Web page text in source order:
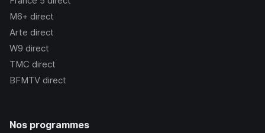
M6+ direct
Arte direct
W9 direct
TMC direct
BFMTV direct
Nos programmes